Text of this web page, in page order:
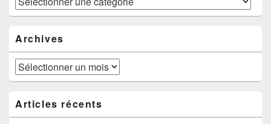
Archives
Archives
Articles récents